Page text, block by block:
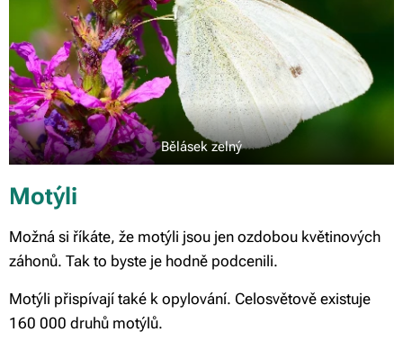
Bělásek zelný
Motýli
Možná si říkáte, že motýli jsou jen ozdobou květinových
záhonů. Tak to byste je hodně podcenili.
Motýli přispívají také k opylování. Celosvětově existuje
160 000 druhů motýlů.